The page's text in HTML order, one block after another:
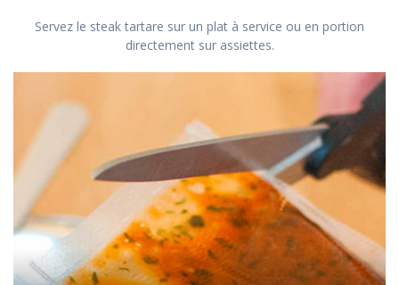
Servez le steak tartare sur un plat à service ou en portion
directement sur assiettes.